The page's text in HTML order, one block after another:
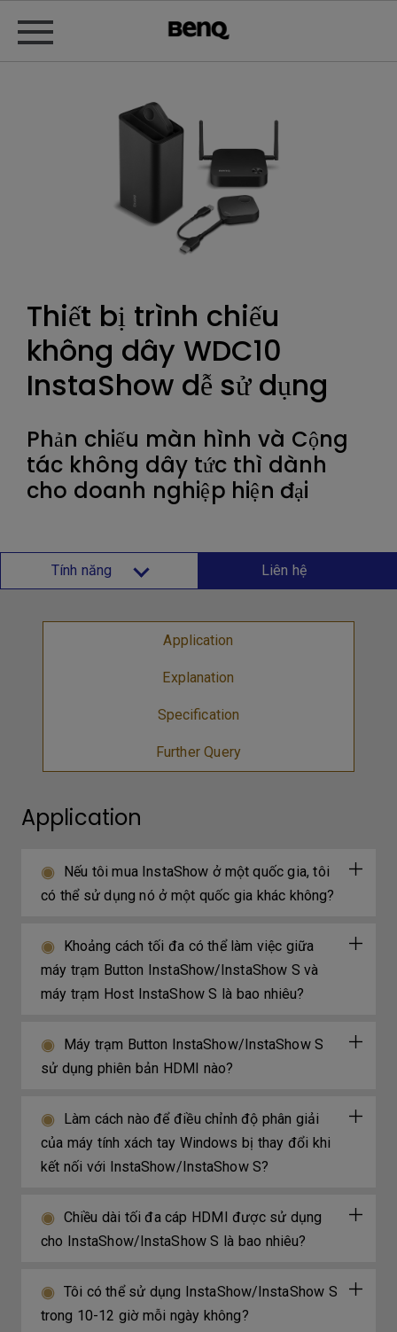
Thiết bị trình chiếu
không dây WDC10
InstaShow dễ sử dụng
Phản chiếu màn hình và Cộng
tác không dây tức thì dành
cho doanh nghiệp hiện đại
Tính năng Liên hệ
Application
Explanation
Specification
Further Query
Application
Nếu tôi mua InstaShow ở một quốc gia, tôi
có thể sử dụng nó ở một quốc gia khác không?
Khoảng cách tối đa có thể làm việc giữa
máy trạm Button InstaShow/InstaShow S và
máy trạm Host InstaShow S là bao nhiêu?
Máy trạm Button InstaShow/InstaShow S
sử dụng phiên bản HDMI nào?
Làm cách nào để điều chỉnh độ phân giải
của máy tính xách tay Windows bị thay đổi khi
kết nối với InstaShow/InstaShow S?
Chiều dài tối đa cáp HDMI được sử dụng
cho InstaShow/InstaShow S là bao nhiêu?
Tôi có thể sử dụng InstaShow/InstaShow S
trong 10-12 giờ mỗi ngày không?